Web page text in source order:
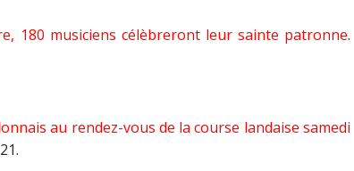
180 musiciens célèbreront leur sainte patronne.
au rendez-vous de la course landaise samedi